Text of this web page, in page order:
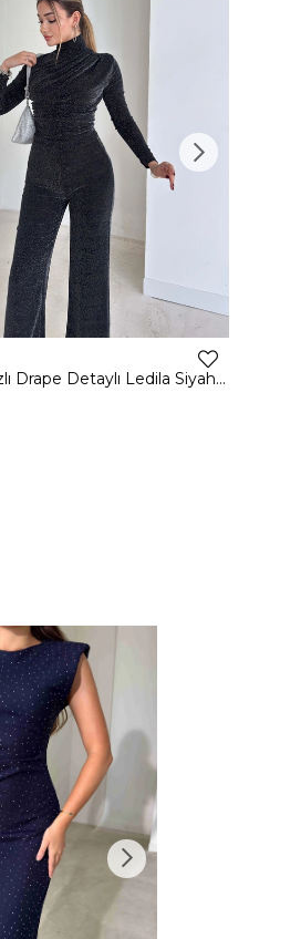
Parlak Boğazlı Drape Detaylı Ledila Siyah Kadın Bluz 26K150